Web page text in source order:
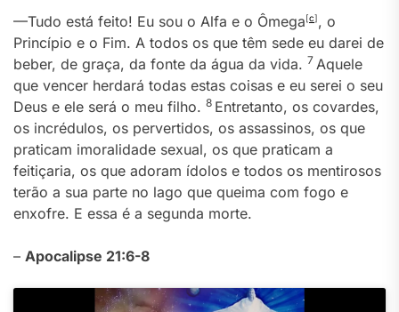
—Tudo está feito! Eu sou o Alfa e o Ômega[c], o
Princípio e o Fim. A todos os que têm sede eu darei de
beber, de graça, da fonte da água da vida. 7 Aquele
que vencer herdará todas estas coisas e eu serei o seu
Deus e ele será o meu filho. 8 Entretanto, os covardes,
os incrédulos, os pervertidos, os assassinos, os que
praticam imoralidade sexual, os que praticam a
feitiçaria, os que adoram ídolos e todos os mentirosos
terão a sua parte no lago que queima com fogo e
enxofre. E essa é a segunda morte.
– Apocalipse 21:6-8